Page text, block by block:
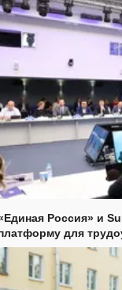
Россия» и
для